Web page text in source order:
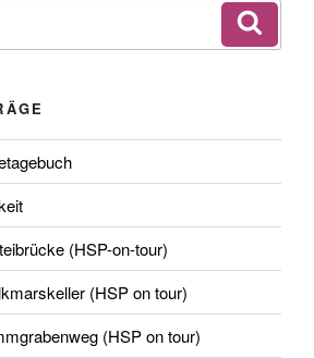
(HSP-on-tour)
(HSP on tour)
(HSP on tour)